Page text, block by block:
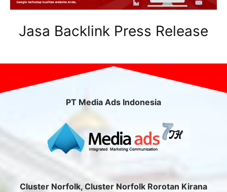
Jasa Backlink Press Release
PT Media Ads Indonesia
Cluster Norfolk, Cluster Norfolk Rorotan Kirana